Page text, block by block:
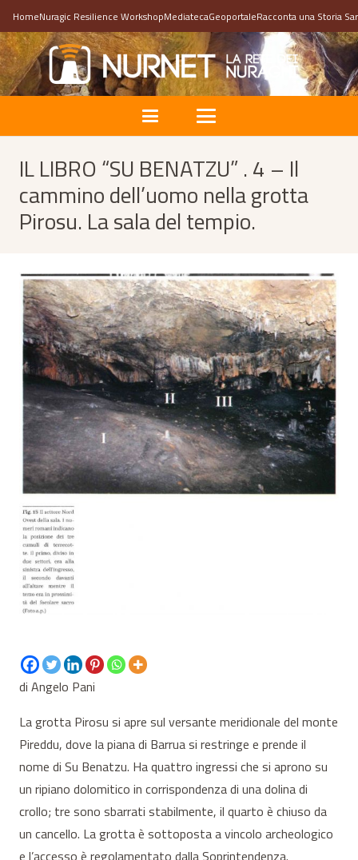
HomeNuragic Resilience WorkshopMediatecaGeoportaleRacconta una Storia
IL LIBRO “SU BENATZU” . 4 – Il
cammino dell’uomo nella grotta
Pirosu. La sala del tempio.
di Angelo Pani
La grotta Pirosu si apre sul versante meridionale del monte
Pireddu, dove la piana di Barrua si restringe e prende il
nome di Su Benatzu. Ha quattro ingressi che si aprono su
un ripiano dolomitico in corrispondenza di una dolina di
crollo; tre sono sbarrati stabilmente, il quarto è chiuso da
un cancello. La grotta è sottoposta a vincolo archeologico
e l’accesso è regolamentato dalla Soprintendenza.